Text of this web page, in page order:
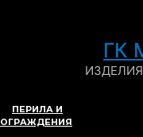
ГК
ПЕРИЛА И
ОГРАЖДЕНИЯ